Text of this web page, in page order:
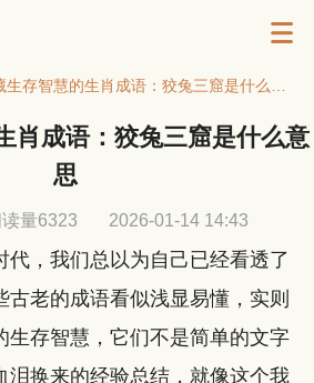
肖成语：狡兔三窟是什么意
思
量6323 2026-01-14 14:43
代，我们总以为自己已经看透了
古老的成语看似浅显易懂，实则
生存智慧，它们不是简单的文字
泪换来的经验总结，就像这个我